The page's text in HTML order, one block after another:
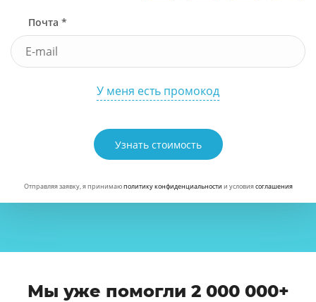
Почта *
У меня есть промокод
Узнать стоимость
Отправляя заявку, я принимаюполитику конфиденциальности и условиясоглашения
Мы уже помогли 2 000 000+